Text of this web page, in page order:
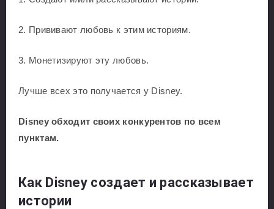
2. Прививают любовь к этим историям.
3. Монетизируют эту любовь.
Лучше всех это получается у Disney.
Disney обходит своих конкурентов по всем
пунктам.
Как Disney создает и рассказывает
истории